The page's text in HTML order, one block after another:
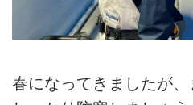
春になってきましたが